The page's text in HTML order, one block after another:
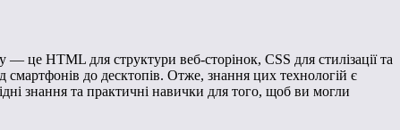
це HTML для структури веб-сторінок, CSS для стилізації та
смартфонів до десктопів. Отже, знання цих технологій є
знання та практичні навички для того, щоб ви могли